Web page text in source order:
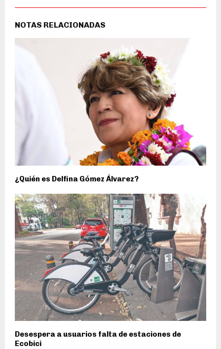
NOTAS RELACIONADAS
¿Quién es Delfina Gómez Álvarez?
Desespera a usuarios falta de estaciones de
Ecobici